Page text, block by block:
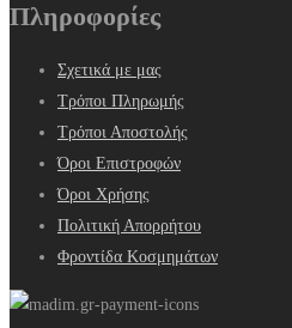
Πληροφορίες
Σχετικά με μας
Τρόποι Πληρωμής
Τρόποι Αποστολής
Όροι Επιστροφών
Όροι Χρήσης
Πολιτική Απορρήτου
Φροντίδα Κοσμημάτων